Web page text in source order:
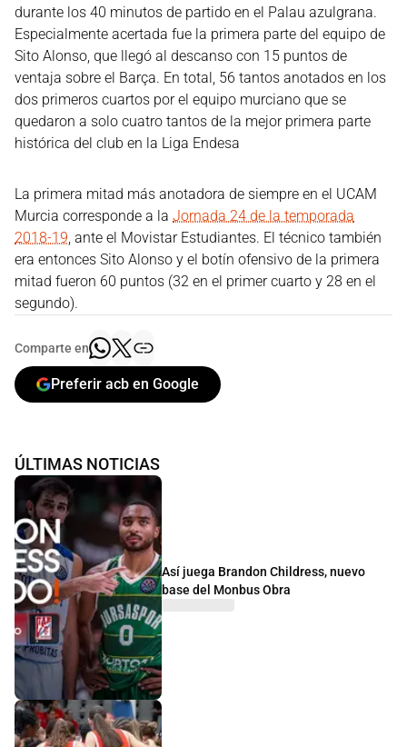
durante los 40 minutos de partido en el Palau azulgrana.
Especialmente acertada fue la primera parte del equipo de
Sito Alonso, que llegó al descanso con 15 puntos de
ventaja sobre el Barça. En total, 56 tantos anotados en los
dos primeros cuartos por el equipo murciano que se
quedaron a solo cuatro tantos de la mejor primera parte
histórica del club en la Liga Endesa
La primera mitad más anotadora de siempre en el UCAM
Murcia corresponde a la Jornada 24 de la temporada
2018-19 , ante el Movistar Estudiantes. El técnico también
era entonces Sito Alonso y el botín ofensivo de la primera
mitad fueron 60 puntos (32 en el primer cuarto y 28 en el
segundo).
Comparte en
Preferir acb en Google
ÚLTIMAS NOTICIAS
Así juega Brandon Childress, nuevo
base del Monbus Obra